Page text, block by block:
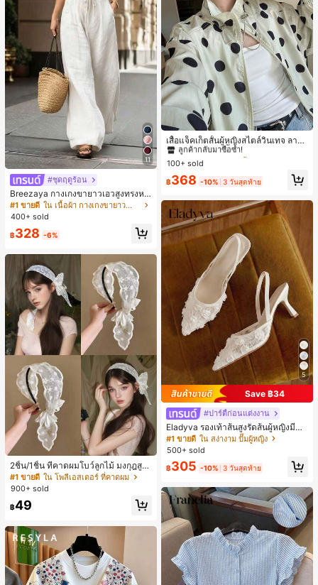
11
#ชุดฤดูร้อน
Breezaya กางเกงขายาวเอวสูงทรงหล
วมขาบานสำหรับผู้หญิง สีขาวเรียบหรูส
ไตล์ชิค เหมาะสำหรับใส่เที่ยวทะเล วันห
ยโอกาสในชีวิตประจำวัน
#1 ขายดี
ใน เนื้อผ้า กางเกงขายาวลำลองผ้า
400+ sold
฿328 -6%
2ชิ้น/1ชิ้น ที่คาดผมโบว์ลูกไม้ มงกุฎสูง
แถบกว้าง สีดำ สีขาว สำหรับใส่ประจำ
วัน กิ๊บติดผม ยางรัดผม (ลายปักดอกไม้
#1 ขายดี ใน โพลีเอสเตอร์ ที่คาดผม
900+ sold
฿49
เสื้อแจ็คเก็ตสั้นผู้หญิงสไตล์วินเทจ ลายจุ
ดขนาดใหญ่ คอตั้ง เอวเข้ารูป แขนพอง
ทรงหลวม แฟชั่นอเนกประสงค์ สำหรับใ
#1 ขายดี
ใน กระเป๋า เสื้อคลุมลำลอง
ลูกค้ากลับมาซื้อซ้ำ!
#1 ขายดี ใน กระเป๋า เสื้อคลุมลำลอง
ลูกค้ากลับมาซื้อซ้ำ!
#1 ขายดี ใน กระเป๋า เสื้อคลุมลำลอง
ลูกค้ากลับมาซื้อซ้ำ!
#1 ขายดี
ใน กระเป๋า เสื้อคลุมลำลอง
ลูกค้ากลับมาซื้อซ้ำ!
100+ sold
฿368 -10% 3 วันสุดท้าย
5
Save ฿34
#ปาร์ตี้ก่อนแต่งงาน
Eladyva รองเท้าส้นสูงรัดส้นผู้หญิงมีดอ
กไม้ประดับตาข่ายเสริมและสามารถสว
มได้สองแบบ ส้นสูง 7 ซม. รูปแบบโรมัน
หรูหรา ส้นเข็ม ลุคเทพนิยาย
#1 ขายดี ใน สง่างาม ปั๊มผู้หญิง
500+ sold
฿305 -10% 3 วันสุดท้าย